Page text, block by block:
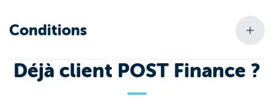
Conditions
Déjà client POST Finance ?